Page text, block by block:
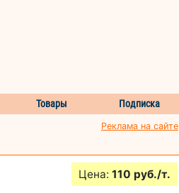
Товары Подписка
Реклама на сайте
Цена: 110 руб./т.